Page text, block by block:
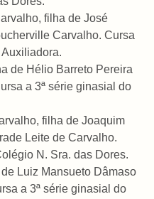
filha de José
Carvalho. Cursa
de Hélio Barreto Pereira
a 3ª série ginasial do
filha de Joaquim
Leite de Carvalho.
N. Sra. das Dores.
Luiz Mansueto Dâmaso
a 3ª série ginasial do